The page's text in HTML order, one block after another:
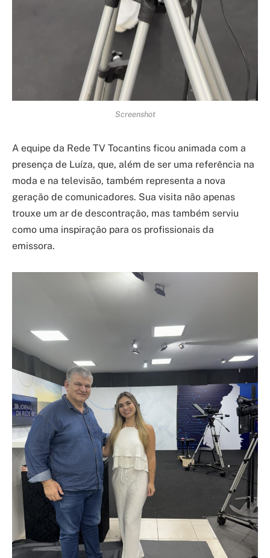
Screenshot
A equipe da Rede TV Tocantins ficou animada com a
presença de Luíza, que, além de ser uma referência na
moda e na televisão, também representa a nova
geração de comunicadores. Sua visita não apenas
trouxe um ar de descontração, mas também serviu
como uma inspiração para os profissionais da
emissora.